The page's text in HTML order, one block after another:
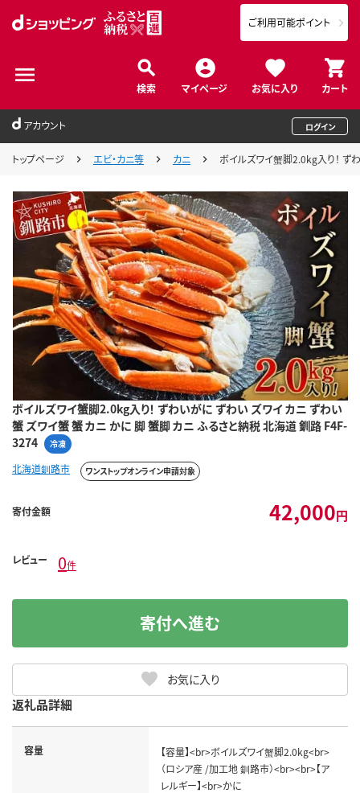
検索 マイページ お気に入り カート
ご利用可能ポイント
アカウント ログイン
トップページ エビ・カニ等 カニ ボイルズワイ蟹脚2.0kg入り！
ボイルズワイ蟹脚2.0kg入り！ ずわいがに ずわい ズワイ カニ ずわい
蟹 ズワイ蟹 蟹 カニ かに 脚 蟹脚 カニ ふるさと納税 北海道 釧路 F4F-
3274
冷凍
北海道釧路市 ワンストップオンライン申請対象
寄付金額 42,000円
レビュー 0件
お気に入り
寄付へ進む
返礼品詳細
容量
【容量】<br>ボイルズワイ蟹脚2.0kg<br>
（ロシア産 /加工地 釧路市）<br><br>【ア
レルギー】<br>かに